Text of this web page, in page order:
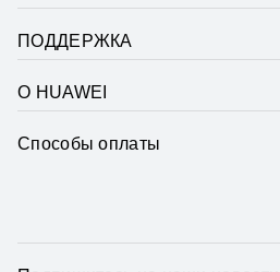
ПОДДЕРЖКА
О HUAWEI
Способы оплаты